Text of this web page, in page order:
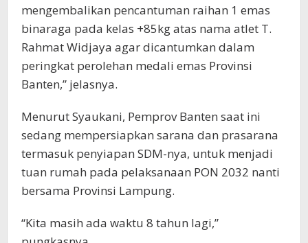
mengembalikan pencantuman raihan 1 emas
binaraga pada kelas +85kg atas nama atlet T.
Rahmat Widjaya agar dicantumkan dalam
peringkat perolehan medali emas Provinsi
Banten,” jelasnya.
Menurut Syaukani, Pemprov Banten saat ini
sedang mempersiapkan sarana dan prasarana
termasuk penyiapan SDM-nya, untuk menjadi
tuan rumah pada pelaksanaan PON 2032 nanti
bersama Provinsi Lampung.
“Kita masih ada waktu 8 tahun lagi,”